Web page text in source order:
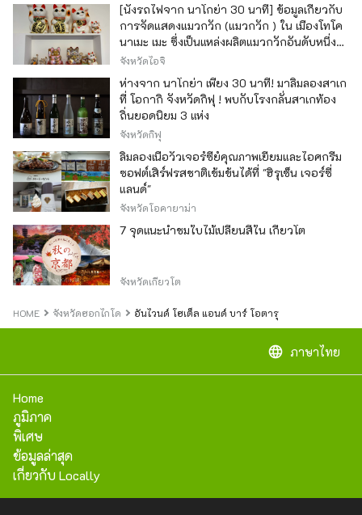
[นั่งรถไฟจาก นาโกย่า 30 นาที] ข้อมูลเกี่ยวกับ
การจัดแสดงแมวกวัก (แมวกวัก ) ใน เมืองโทโค
นาเมะ เมะ ซึ่งเป็นแหล่งผลิตแมวกวักอันดับหนึ่ง
ของญี่ปุ่น
จังหวัดไอจิ
ห่างจาก นาโกย่า เพียง 30 นาที! มาลิ้มลองสาเก
ที่ โอกากิ จังหวัดกิฟุ ! พบกับโรงกลั่นสาเกท้อง
ถิ่นยอดนิยม 3 แห่ง
จังหวัดกิฟุ
ลิ้มลองเนื้อวัวเจอร์ซีย์คุณภาพเยี่ยมและไอศกรีม
ซอฟต์เสิร์ฟรสชาติเข้มข้นได้ที่ "ฮิรุเซ็น เจอร์ซี่
แลนด์"
จังหวัดโอคายาม่า
7 จุดแนะนำชมใบไม้เปลี่ยนสีใน เกียวโต
จังหวัดเกียวโต
HOME จังหวัดฮอกไกโด อันไวนด์ โฮเต็ล แอนด์ บาร์ โอตารุ
language ภาษาไทย
Home
ภูมิภาค
พิเศษ
ข้อมูลล่าสุด
เกี่ยวกับ Locally